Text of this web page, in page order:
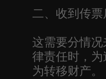
二、收到传
这需要分情
律责任时，
为转移财产。